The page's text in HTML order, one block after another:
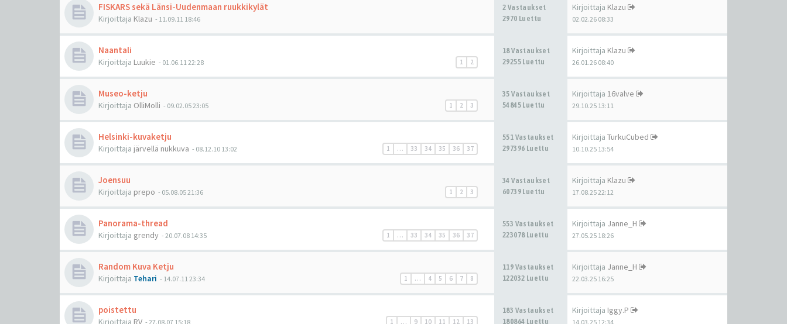
FISKARS sekä Länsi-Uudenmaan ruukkikylät
Kirjoittaja Klazu - 11.09.11 18:46
2 Vastaukset
2970 Luettu
Kirjoittaja Klazu
02.02.26 08:33
Naantali
1 2
Kirjoittaja Luukie - 01.06.11 22:28
18 Vastaukset
29255 Luettu
Kirjoittaja Klazu
26.01.26 08:40
Museo-ketju
1 2 3
Kirjoittaja OlliMolli - 09.02.05 23:05
35 Vastaukset
54845 Luettu
Kirjoittaja 16valve
29.10.25 13:11
Helsinki-kuvaketju
1 … 33 34 35 36 37
Kirjoittaja järvellä nukkuva - 08.12.10 13:02
551 Vastaukset
297396 Luettu
Kirjoittaja TurkuCubed
10.10.25 13:54
Joensuu
1 2 3
Kirjoittaja prepo - 05.08.05 21:36
34 Vastaukset
60739 Luettu
Kirjoittaja Klazu
17.08.25 22:12
Panorama-thread
1 … 33 34 35 36 37
Kirjoittaja grendy - 20.07.08 14:35
553 Vastaukset
223078 Luettu
Kirjoittaja Janne_H
27.05.25 18:26
Random Kuva Ketju
1 … 4 5 6 7 8
Kirjoittaja Tehari - 14.07.11 23:34
119 Vastaukset
122032 Luettu
Kirjoittaja Janne_H
22.03.25 16:25
poistettu
1 … 9 10 11 12 13
Kirjoittaja RV - 27.08.07 15:18
183 Vastaukset
180864 Luettu
Kirjoittaja Iggy.P
14.03.25 12:34